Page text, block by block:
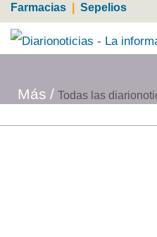
Farmacias Sepelios
Más Todas las